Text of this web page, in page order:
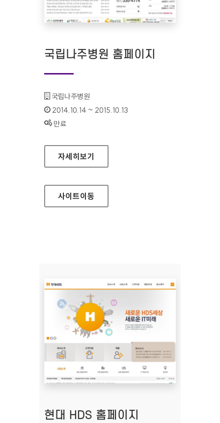
국립나주병원 홈페이지
기관명 :
국립나주병원
인증기간 :
2014.10.14 ~ 2015.10.13
상태 :
만료
국립나주병원 홈페이지
자세히보기
사이트이동
현대 HDS 홈페이지